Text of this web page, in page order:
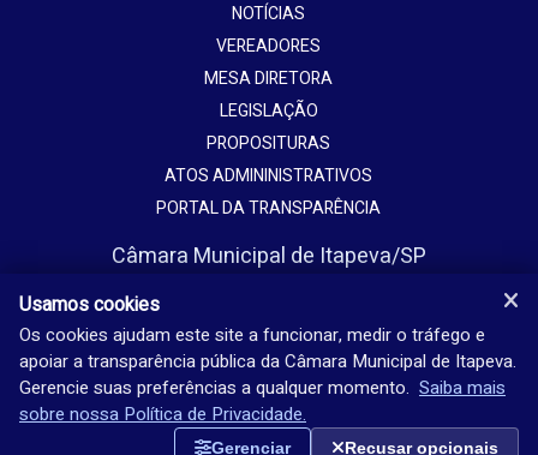
NOTÍCIAS
VEREADORES
MESA DIRETORA
LEGISLAÇÃO
PROPOSITURAS
ATOS ADMININISTRATIVOS
PORTAL DA TRANSPARÊNCIA
Câmara Municipal de Itapeva/SP
Jardim Europa - Itapeva - SP - Brasil
(15) 3524-9200
Seg-sex: 08h-18h
Usamos cookies
Os cookies ajudam este site a funcionar, medir o tráfego e
apoiar a transparência pública da Câmara Municipal de Itapeva.
Gerencie suas preferências a qualquer momento. Saiba mais
sobre nossa Política de Privacidade.
Gerenciar Recusar opcionais